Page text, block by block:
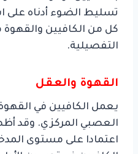
تسليط الضوء أدناه على
كل من الكافيين
التفصيلية.
القهوة والعقل
يعمل الكافيين في
العصبي المركزي. وقد
اعتمادا على مستوى